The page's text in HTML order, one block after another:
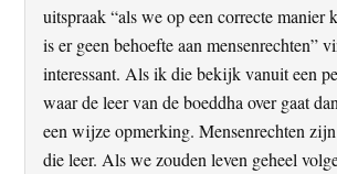
uitspraak “als we op een correcte manier
is er geen behoefte aan mensenrechten”
interessant. Als ik die bekijk vanuit een
waar de leer van de boeddha over gaat
een wijze opmerking. Mensenrechten
die leer. Als we zouden leven geheel